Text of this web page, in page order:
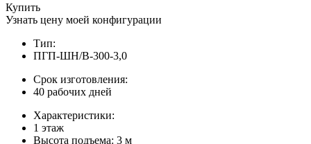
Купить
Узнать цену моей конфигурации
Тип:
ПГП-ШН/В-300-3,0
Срок изготовления:
40 рабочих дней
Характеристики:
1 этаж
Высота подъема: 3 м